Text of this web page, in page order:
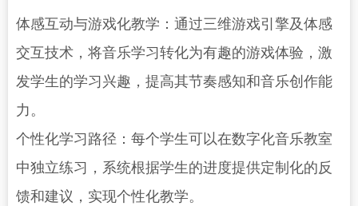
体感互动与游戏化教学：通过三维游戏引擎及体感
交互技术，将音乐学习转化为有趣的游戏体验，激
发学生的学习兴趣，提高其节奏感知和音乐创作能
力。
个性化学习路径：每个学生可以在数字化音乐教室
中独立练习，系统根据学生的进度提供定制化的反
馈和建议，实现个性化教学。